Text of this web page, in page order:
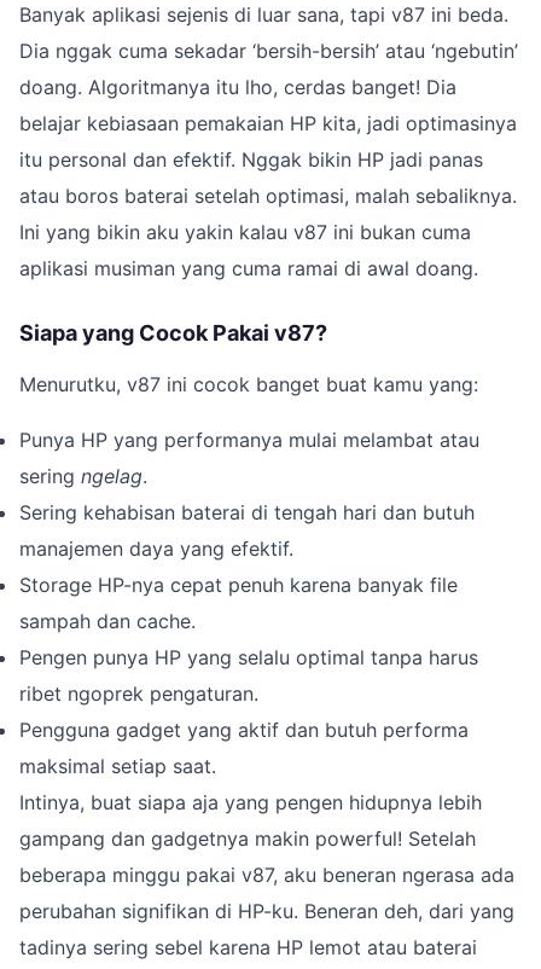
Banyak aplikasi sejenis di luar sana, tapi v87 ini beda.
Dia nggak cuma sekadar ‘bersih-bersih’ atau ‘ngebutin’
doang. Algoritmanya itu lho, cerdas banget! Dia
belajar kebiasaan pemakaian HP kita, jadi optimasinya
itu personal dan efektif. Nggak bikin HP jadi panas
atau boros baterai setelah optimasi, malah sebaliknya.
Ini yang bikin aku yakin kalau v87 ini bukan cuma
aplikasi musiman yang cuma ramai di awal doang.
Siapa yang Cocok Pakai v87?
Menurutku, v87 ini cocok banget buat kamu yang:
Punya HP yang performanya mulai melambat atau
sering ngelag.
Sering kehabisan baterai di tengah hari dan butuh
manajemen daya yang efektif.
Storage HP-nya cepat penuh karena banyak file
sampah dan cache.
Pengen punya HP yang selalu optimal tanpa harus
ribet ngoprek pengaturan.
Pengguna gadget yang aktif dan butuh performa
maksimal setiap saat.
Intinya, buat siapa aja yang pengen hidupnya lebih
gampang dan gadgetnya makin powerful! Setelah
beberapa minggu pakai v87, aku beneran ngerasa ada
perubahan signifikan di HP-ku. Beneran deh, dari yang
tadinya sering sebel karena HP lemot atau baterai